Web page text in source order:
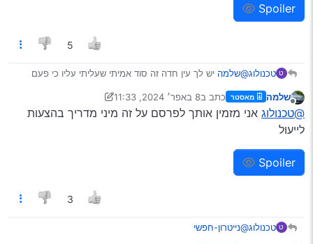
@טכנולוג
Spoiler
5
ט טכנולוג@שלמה יש לך עין חדה זה סוד אמיתי שעליתי עליו כי פעם
Spoiler מנותק
שלמה מאסטר כתב ב8 באפר׳ 2024, 11:33
נערך לאחרונה על ידי שלמה 4 באוג׳ 2024, 11:38
@טכנולוג אני מזמין אותך לפרסם על זה מיני מדריך בהצעות
לייעול
Spoiler
3
ט טכנולוג@נייטרון-חפשי